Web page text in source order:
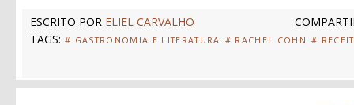
ESCRITO POR ELIEL CARVALHO
TAGS: # GASTRONOMIA E LITERATURA # RACHEL COHN #